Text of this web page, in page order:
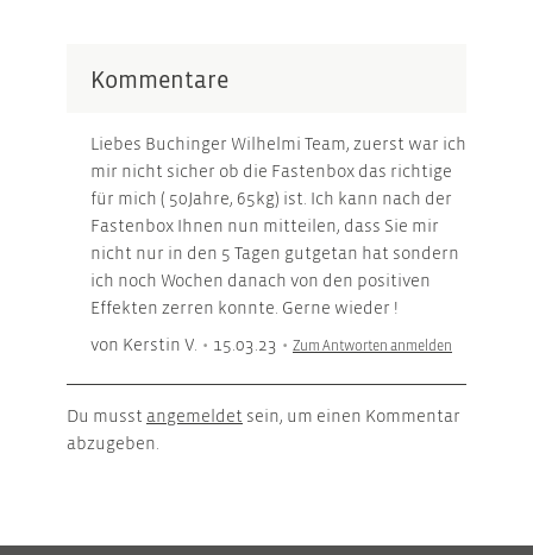
Kommentare
Liebes Buchinger Wilhelmi Team, zuerst war ich
mir nicht sicher ob die Fastenbox das richtige
für mich ( 50Jahre, 65kg) ist. Ich kann nach der
Fastenbox Ihnen nun mitteilen, dass Sie mir
nicht nur in den 5 Tagen gutgetan hat sondern
ich noch Wochen danach von den positiven
Effekten zerren konnte. Gerne wieder !
von Kerstin V. • 15.03.23 • Zum Antworten anmelden
Du musst angemeldet sein, um einen Kommentar
abzugeben.